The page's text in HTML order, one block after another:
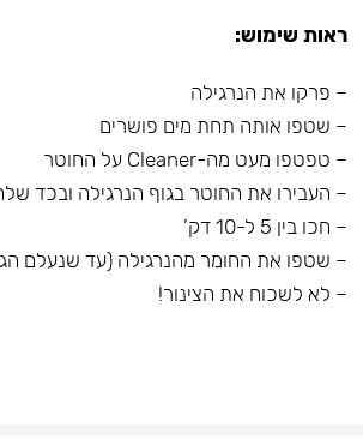
ראות שימוש:
– פרקו את הנרגילה
– שטפו אותה תחת מים פושרים
– טפטפו מעט מה-Cleaner על החוטר
– העבירו את החוטר בגוף הנרגילה ובכד
– חכו בין 5 ל-10 דק’
– שטפו את החומר מהנרגילה (עד שנעלם
– לא לשכוח את הצינור!